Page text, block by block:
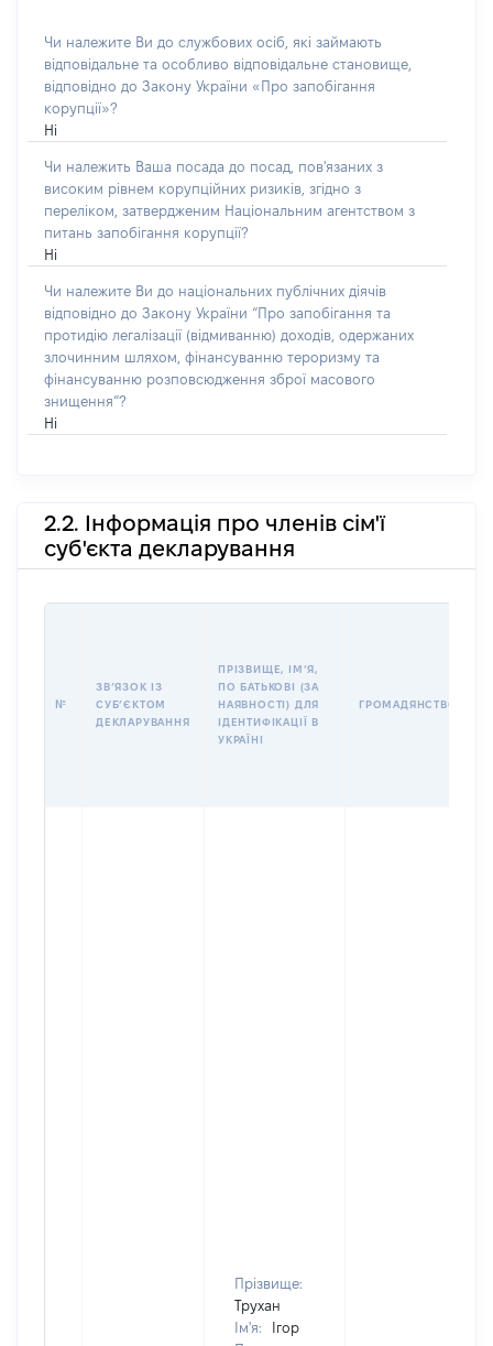
Чи належите Ви до службових осіб, які займають
відповідальне та особливо відповідальне становище,
відповідно до Закону України «Про запобігання
корупції»?
Ні
Чи належить Ваша посада до посад, пов'язаних з
високим рівнем корупційних ризиків, згідно з
переліком, затвердженим Національним агентством з
питань запобігання корупції?
Ні
Чи належите Ви до національних публічних діячів
відповідно до Закону України “Про запобігання та
протидію легалізації (відмиванню) доходів, одержаних
злочинним шляхом, фінансуванню тероризму та
фінансуванню розповсюдження зброї масового
знищення”?
Ні
2.2. Інформація про членів сім'ї
суб'єкта декларування
№
ЗВʼЯЗОК ІЗ
СУБʼЄКТОМ
ДЕКЛАРУВАННЯ
ПРІЗВИЩЕ, ІМʼЯ,
ПО БАТЬКОВІ (ЗА
НАЯВНОСТІ) ДЛЯ
ІДЕНТИФІКАЦІЇ В
УКРАЇНІ
ГРОМАДЯНСТВО
Прізвище:
Трухан
Ім'я:
Ігор